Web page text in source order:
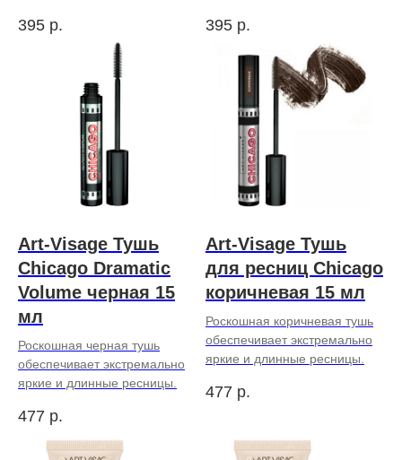
395 р. 395 р.
Art-Visage Тушь
Chicago Dramatic
Volume черная 15
мл
Роскошная черная тушь
обеспечивает экстремально
яркие и длинные ресницы.
477 р.
Art-Visage Тушь
для ресниц Chicago
коричневая 15 мл
Роскошная коричневая тушь
обеспечивает экстремально
яркие и длинные ресницы.
477 р.